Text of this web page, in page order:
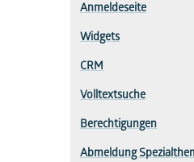
Anmeldeseite
Widgets
CRM
Volltextsuche
Berechtigungen
Abmeldung